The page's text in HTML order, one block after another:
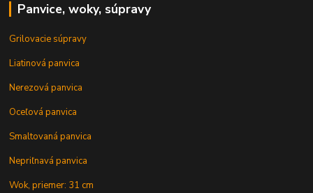
Panvice, woky, súpravy
Grilovacie súpravy
Liatinová panvica
Nerezová panvica
Oceľová panvica
Smaltovaná panvica
Nepriľnavá panvica
Wok, priemer: 31 cm